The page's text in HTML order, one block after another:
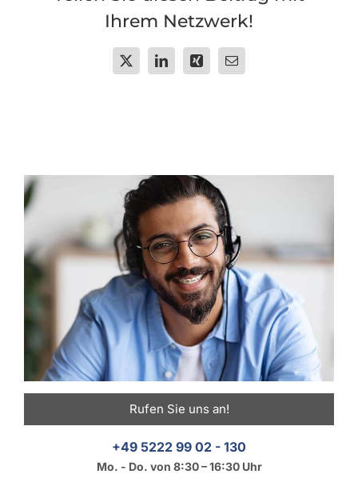
Ihrem Netzwerk!
X LinkedInXing Email
Rufen Sie uns an!
+49 5222 99 02 - 130
Mo. - Do. von 8:30 – 16:30 Uhr